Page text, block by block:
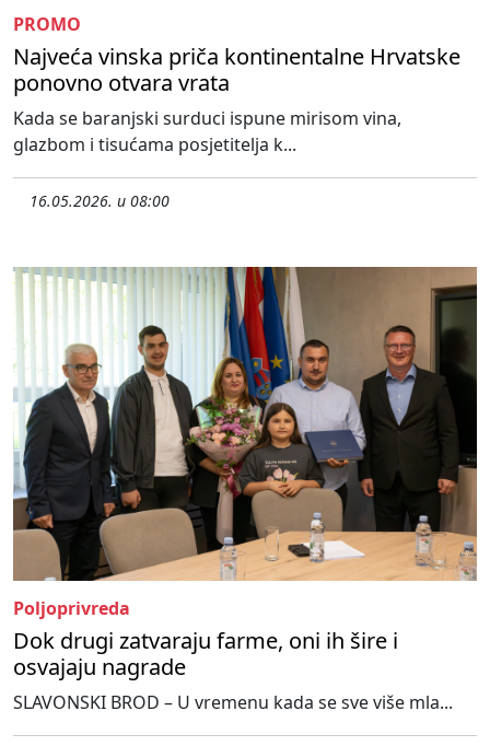
PROMO
Najveća vinska priča kontinentalne Hrvatske
ponovno otvara vrata
Kada se baranjski surduci ispune mirisom vina,
glazbom i tisućama posjetitelja k...
16.05.2026. u 08:00
Poljoprivreda
Dok drugi zatvaraju farme, oni ih šire i
osvajaju nagrade
SLAVONSKI BROD – U vremenu kada se sve više mla...